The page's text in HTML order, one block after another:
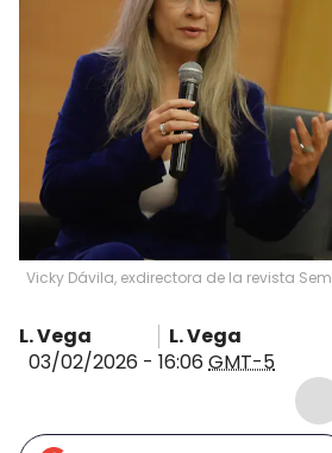
Vicky Dávila, exdirectora de la revista
L. Vega
L. Vega
03/02/2026 - 16:06 GMT-5